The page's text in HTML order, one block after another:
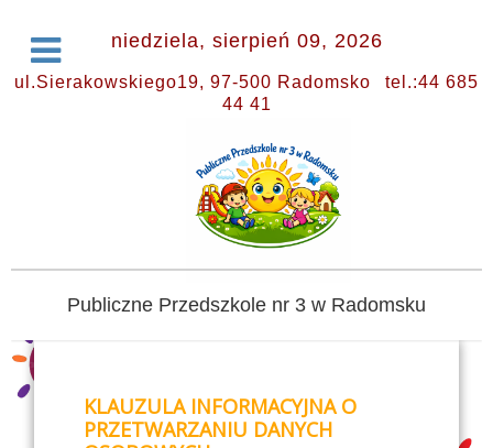
niedziela, sierpień 09, 2026
ul.Sierakowskiego19, 97-500 Radomsko
tel.:44 685
44 41
Publiczne Przedszkole nr 3 w Radomsku
KLAUZULA INFORMACYJNA O
PRZETWARZANIU DANYCH